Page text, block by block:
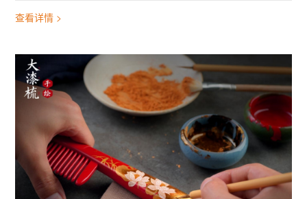
查看详情 >